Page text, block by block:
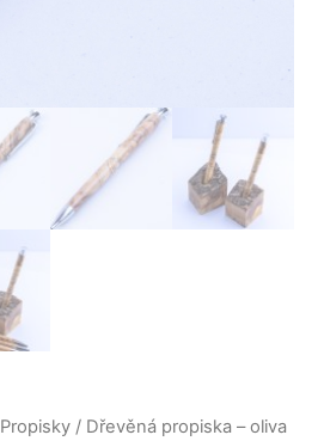
Propisky / Dřevěná propiska – oliva